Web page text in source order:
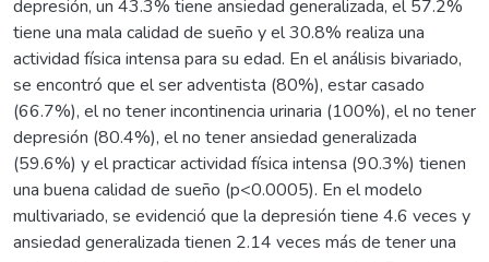
depresión, un 43.3% tiene ansiedad generalizada, el 57.2%
tiene una mala calidad de sueño y el 30.8% realiza una
actividad física intensa para su edad. En el análisis bivariado,
se encontró que el ser adventista (80%), estar casado
(66.7%), el no tener incontinencia urinaria (100%), el no tener
depresión (80.4%), el no tener ansiedad generalizada
(59.6%) y el practicar actividad física intensa (90.3%) tienen
una buena calidad de sueño (p<0.0005). En el modelo
multivariado, se evidenció que la depresión tiene 4.6 veces y
ansiedad generalizada tienen 2.14 veces más de tener una